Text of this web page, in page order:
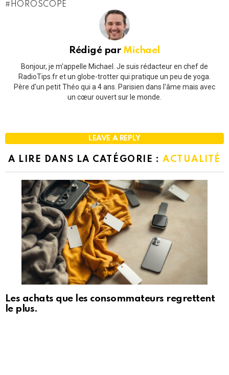
HOROSCOPE
Rédigé par Michael
Bonjour, je m'appelle Michael. Je suis rédacteur en chef de
RadioTips.fr et un globe-trotter qui pratique un peu de yoga.
Père d'un petit Théo qui a 4 ans. Parisien dans l'âme mais avec
un cœur ouvert sur le monde.
LEAVE A REPLY
A LIRE DANS LA CATÉGORIE : ACTUALITÉ
Les achats que les consommateurs regrettent
le plus.